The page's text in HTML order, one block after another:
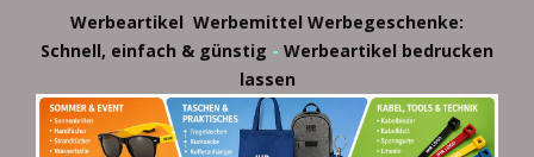
Werbeartikel Werbemittel Werbegeschenke:
Schnell, einfach & günstig - Werbeartikel bedrucken
lassen